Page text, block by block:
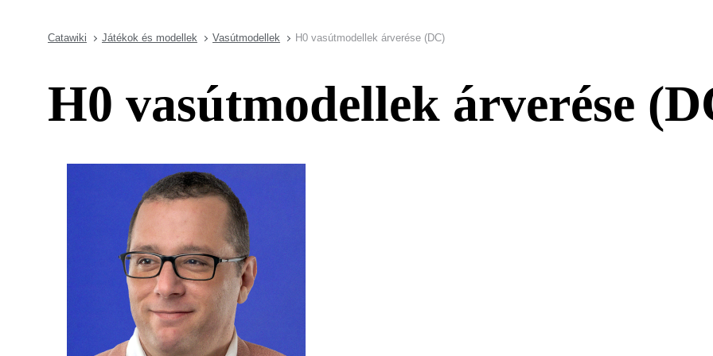
Catawiki Játékok és modellek Vasútmodellek H0 vasútmodellek árverése (DC)
H0 vasútmodellek árverése